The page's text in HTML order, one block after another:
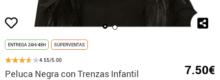
ENTREGA 24H/48H SUPERVENTAS
4.55/5.00
Peluca Negra con Trenzas Infantil 7.50€